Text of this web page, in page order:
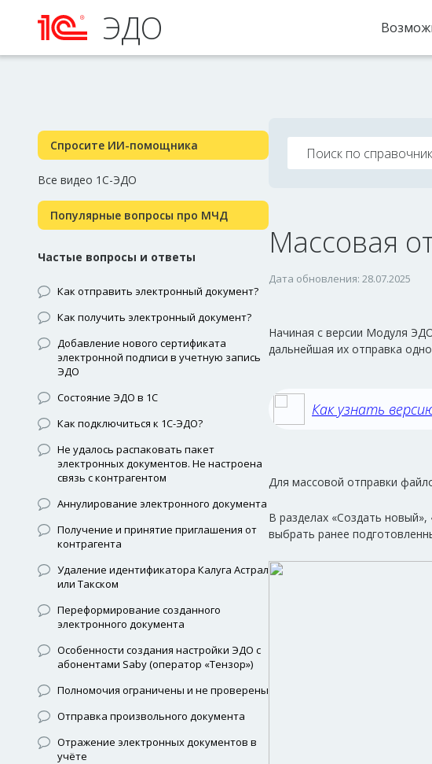
ЭДО
Спросите ИИ-помощника
Все видео 1С-ЭДО
Популярные вопросы про МЧД
Частые вопросы и ответы
Как отправить электронный документ?
Как получить электронный документ?
Добавление нового сертификата
электронной подписи в учетную запись
ЭДО
Состояние ЭДО в 1С
Как подключиться к 1С-ЭДО?
Не удалось распаковать пакет
электронных документов. Не настроена
связь с контрагентом
Аннулирование электронного документа
Получение и принятие приглашения от
контрагента
Удаление идентификатора Калуга Астрал
или Такском
Переформирование созданного
электронного документа
Особенности создания настройки ЭДО с
абонентами Saby (оператор «Тензор»)
Полномочия ограничены и не проверены
Отправка произвольного документа
Отражение электронных документов в
учёте
Массовая
Дата обновления: 28.07.2025
Начиная с версии Модуля
дальнейшая их отправка
Как узнать
Для массовой отправки
В разделах «Создать
выбрать ранее